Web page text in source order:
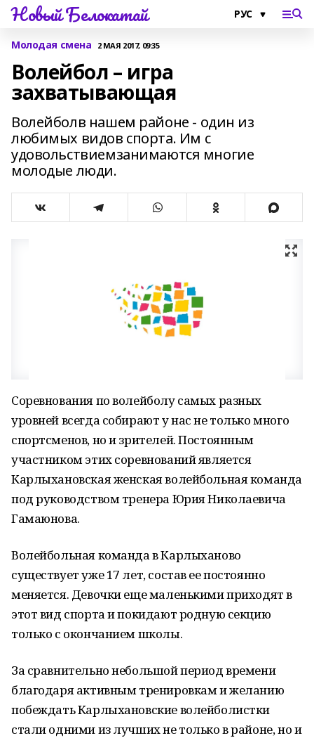
Новый Белокатай
Молодая смена 2 МАЯ 2017, 09:35
Волейбол – игра
захватывающая
Волейболв нашем районе - один из
любимых видов спорта. Им с
удовольствиемзанимаются многие
молодые люди.
Соревнования по волейболу самых разных
уровней всегда собирают у нас не только много
спортсменов, но и зрителей. Постоянным
участником этих соревнований является
Карлыхановская женская волейбольная команда
под руководством тренера Юрия Николаевича
Гамаюнова.
Волейбольная команда в Карлыханово
существует уже 17 лет, состав ее постоянно
меняется. Девочки еще маленькими приходят в
этот вид спорта и покидают родную секцию
только с окончанием школы.
За сравнительно небольшой период времени
благодаря активным тренировкам и желанию
побеждать Карлыхановские волейболистки
стали одними из лучших не только в районе, но и